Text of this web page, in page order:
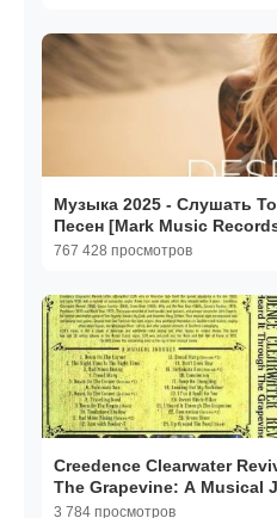
Музыка 2025 - Слушать
Песен [Mark Music
767 428 просмотров
Creedence Clearwater
The Grapevine: A Musical
3 784 просмотров